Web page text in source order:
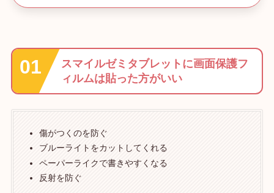
スマイルゼミタブレットに画面保護フ
ィルムは貼った方がいい
傷がつくのを防ぐ
ブルーライトをカットしてくれる
ペーパーライクで書きやすくなる
反射を防ぐ